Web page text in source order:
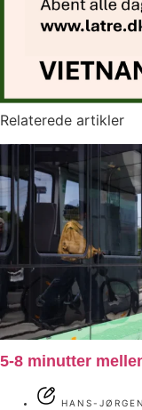
Relaterede artikler
5-8 minutter
HANS-